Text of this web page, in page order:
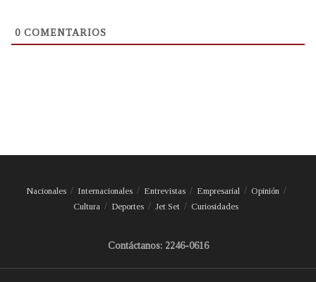
0 COMENTARIOS
Nacionales Internacionales Entrevistas Empresarial
Opinión
Cultura
Deportes Jet Set Curiosidades
Contáctanos: 2246-0616